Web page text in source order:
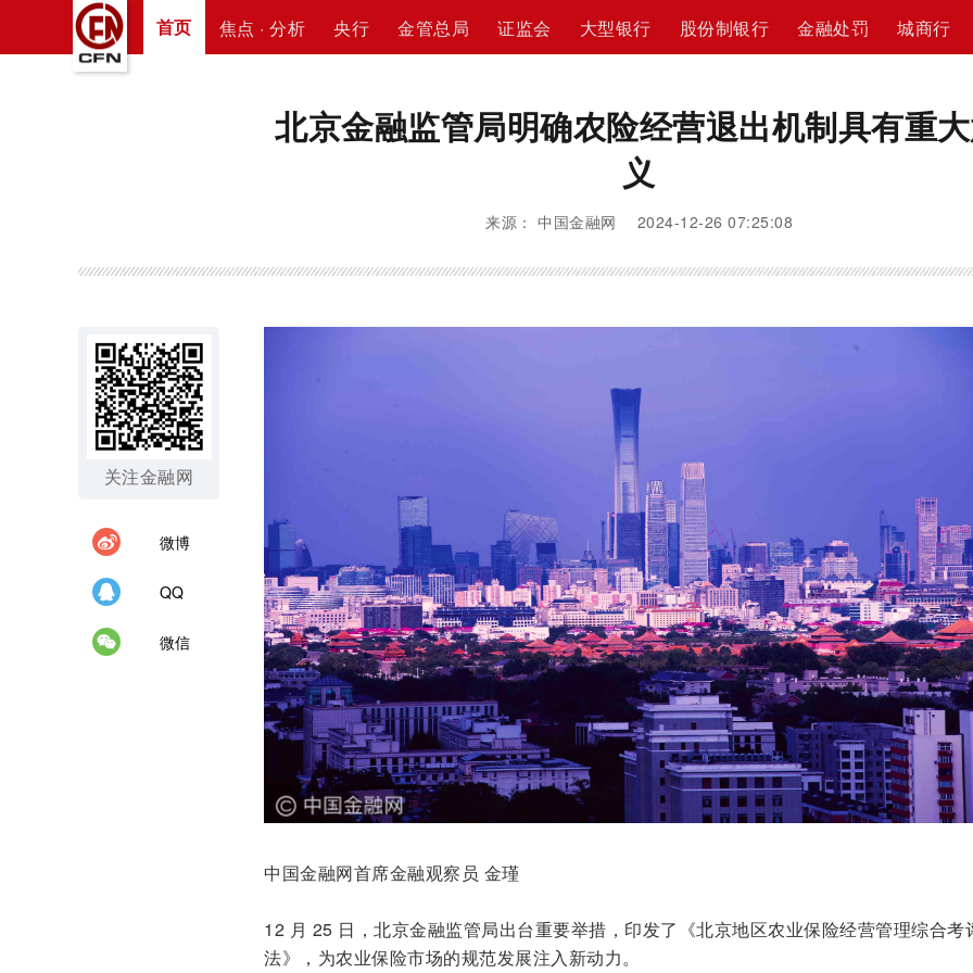
首页 焦点 · 分析 央行 金管总局 证监会 大型银行 股份制银行 金融处罚 城商行
北京金融监管局明确农险经营退出机制具有重
义
来源： 中国金融网 2024-12-26 07:25:08
关注金融网
微博
QQ
微信
中国金融网首席金融观察员 金瑾
12 月 25 日，北京金融监管局出台重要举措，印发了《北京地区农业保险经营管理综合考
法》，为农业保险市场的规范发展注入新动力。